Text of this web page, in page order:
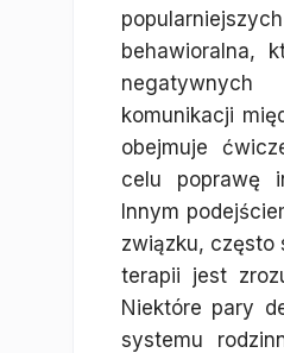
behawioralna,
komunikacji
obejmuje
celu poprawę
Innym
związku, często
terapii jest
Niektóre pary
systemu